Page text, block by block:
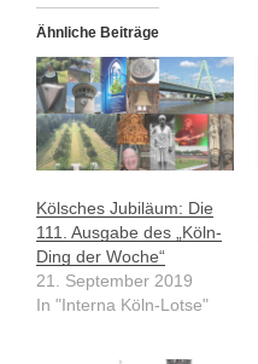
Ähnliche Beiträge
Kölsches Jubiläum: Die
111. Ausgabe des „Köln-
Ding der Woche“
21. September 2019
In "Interna Köln-Lotse"